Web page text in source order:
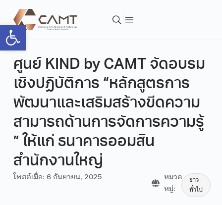
Open toolbar
ศูนย์ KIND by CAMT จัดอบรม
เชิงปฏิบัติการ “หลักสูตรการ
พัฒนาและเสริมสร้างขีดความ
สามารถด้านการจัดการความรู้
” ให้แก่ ธนาคารออมสิน
สำนักงานใหญ่
โพสต์เมื่อ: 6 กันยายน, 2025
หมวด
หมู่:
ข่าว
ทั่วไป